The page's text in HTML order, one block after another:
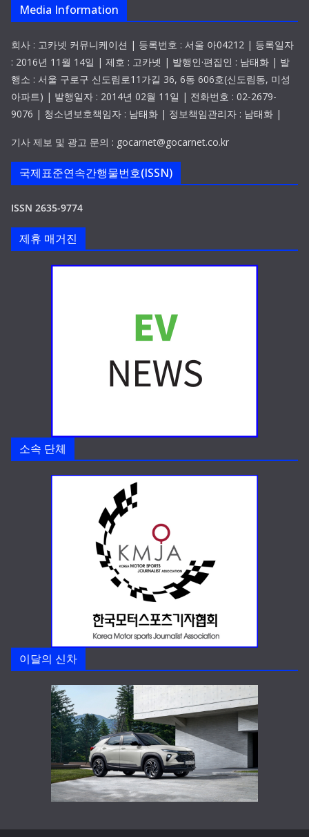
Media Information
회사 : 고카넷 커뮤니케이션 | 등록번호 : 서울 아04212 | 등록일자
: 2016년 11월 14일 | 제호 : 고카넷 | 발행인·편집인 : 남태화 | 발
행소 : 서울 구로구 신도림로11가길 36, 6동 606호(신도림동, 미성
아파트) | 발행일자 : 2014년 02월 11일 | 전화번호 : 02-2679-
9076 | 청소년보호책임자 : 남태화 | 정보책임관리자 : 남태화 |
기사 제보 및 광고 문의 : gocarnet@gocarnet.co.kr
국제표준연속간행물번호(ISSN)
ISSN 2635-9774
제휴 매거진
소속 단체
이달의 신차